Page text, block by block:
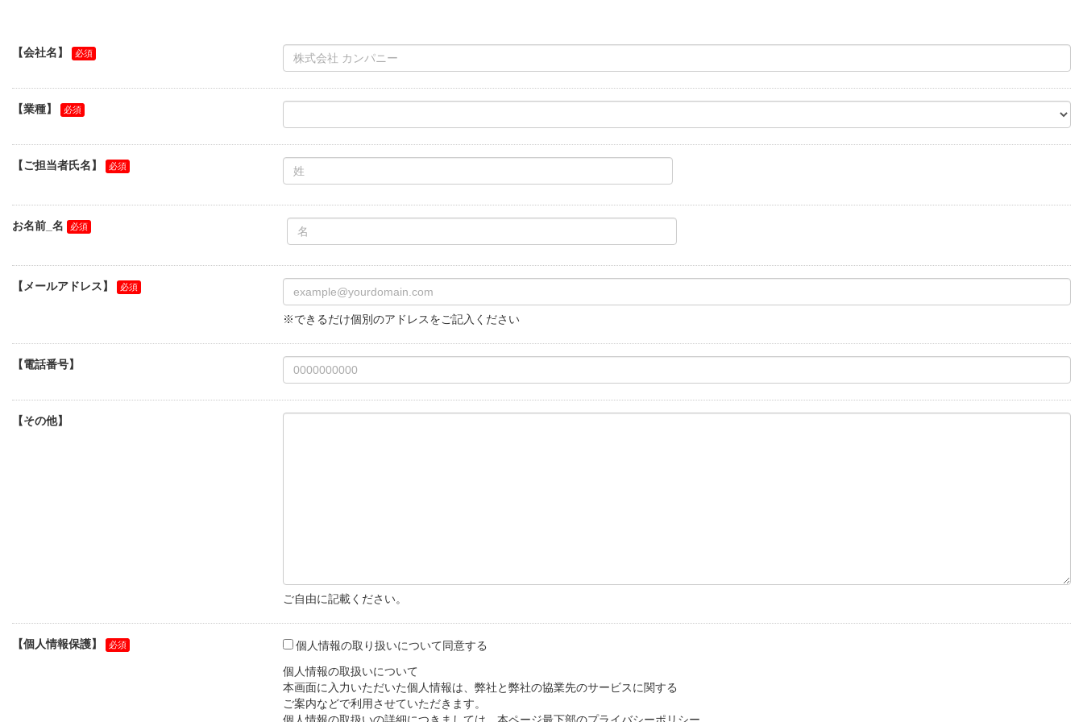
【会社名】
【業種】
【ご担当者氏名】
お名前_名
【メールアドレス】
※できるだけ個別のアドレスをご記入ください
【電話番号】
【その他】
ご自由に記載ください。
【個人情報保護】
個人情報の取り扱いについて同意する
個人情報の取扱いについて
本画面に入力いただいた個人情報は、弊社と弊社の協業先のサービスに関する
ご案内などで利用させていただきます。